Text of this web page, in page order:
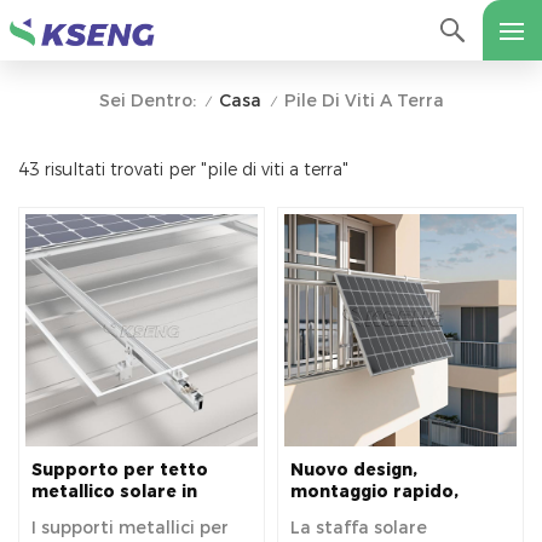
Sei Dentro: / Casa / Pile Di Viti A Terra
43 risultati trovati per "pile di viti a terra"
Supporto per tetto
metallico solare in
durata e
I supporti metallici per
Nuovo design,
montaggio rapido,
universale per pannello
La staffa solare